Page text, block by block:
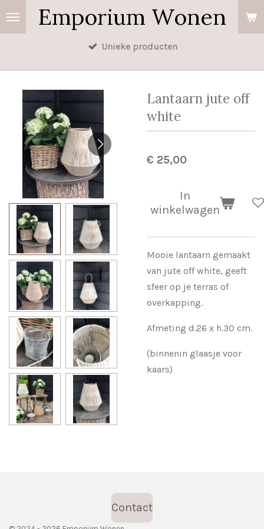
Ga
Emporium Wonen
Unieke producten
Lantaarn jute off
white
€ 25,00
In
winkelwagen
Mooie lantaarn gemaakt
van jute off white, geeft
sfeer op je terras of
overkapping.
Afmeting d.26 x h.30 cm.
(binnenin glaasje voor
kaars)
Contact